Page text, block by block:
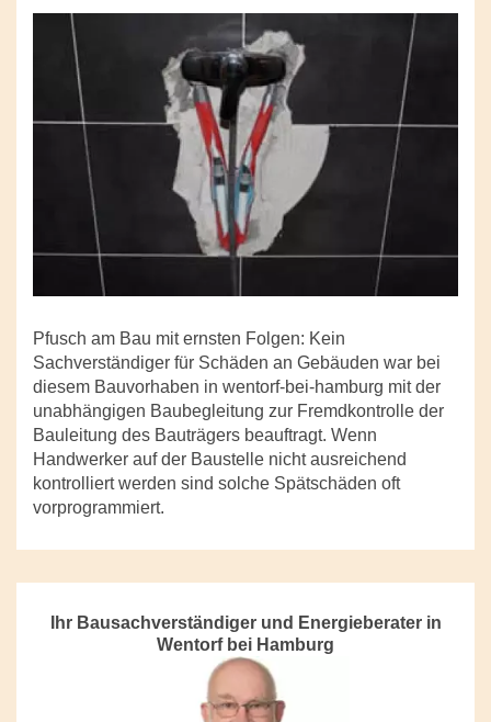
Pfusch am Bau mit ernsten Folgen: Kein
Sachverständiger für Schäden an Gebäuden war bei
diesem Bauvorhaben in wentorf-bei-hamburg mit der
unabhängigen Baubegleitung zur Fremdkontrolle der
Bauleitung des Bauträgers beauftragt. Wenn
Handwerker auf der Baustelle nicht ausreichend
kontrolliert werden sind solche Spätschäden oft
vorprogrammiert.
Ihr Bausachverständiger und Energieberater in
Wentorf bei Hamburg